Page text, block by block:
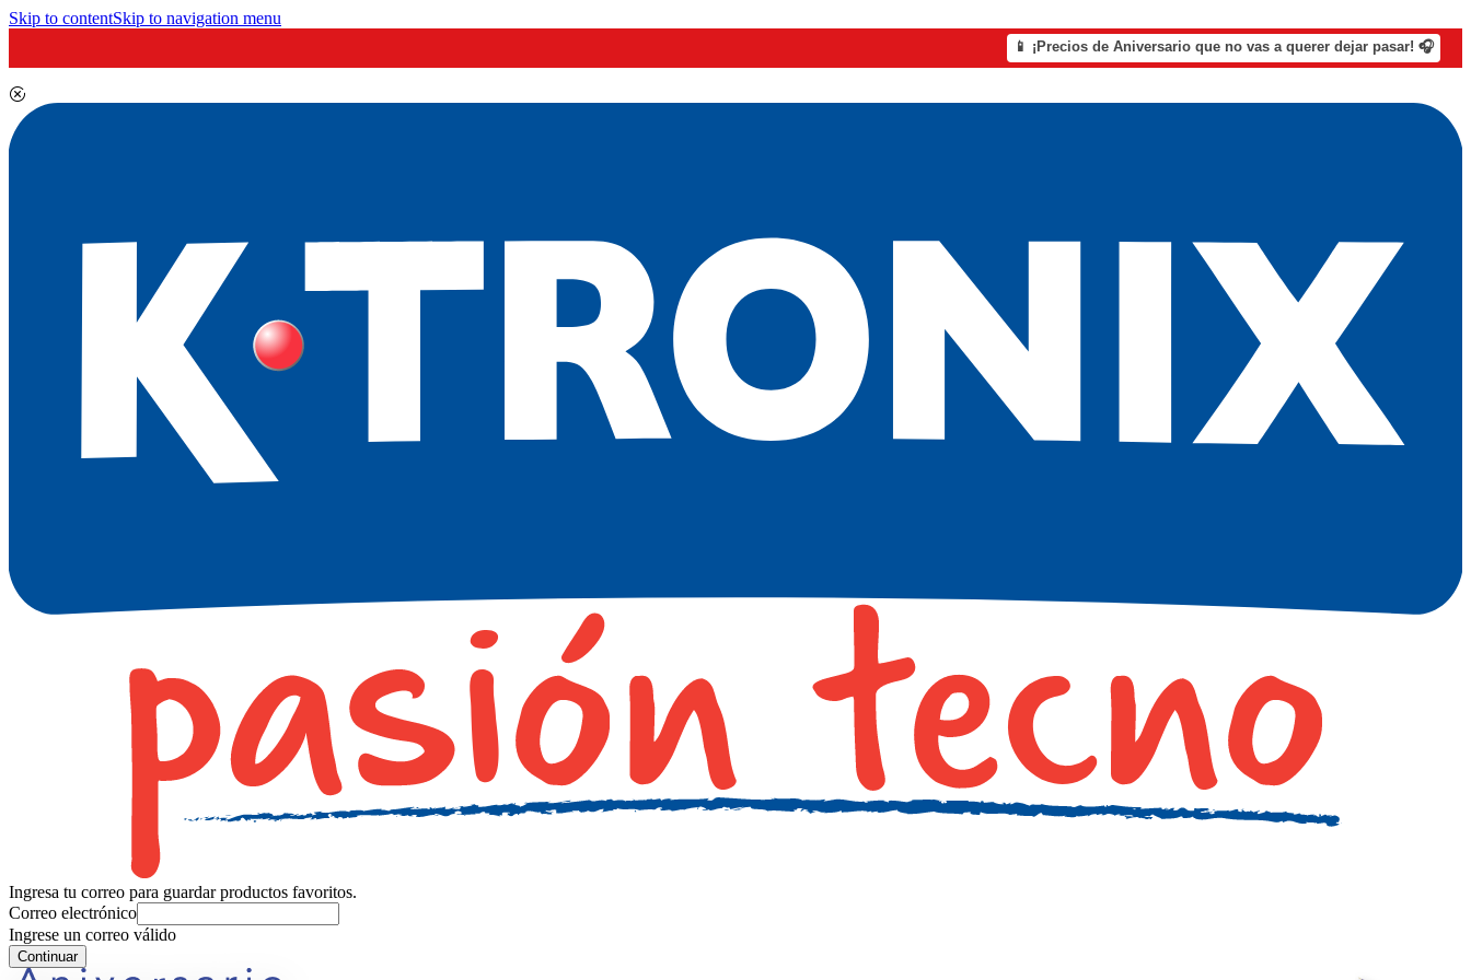
Skip to contentSkip to navigation menu
📱 ¡Precios de Aniversario que no vas a querer dejar pasar! 🎧
Ingresa tu correo para guardar productos favoritos.
Correo electrónico
Ingrese un correo válido
Continuar